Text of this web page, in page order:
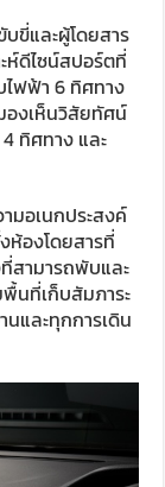
ขี่และผู้โดยสาร
ห์ดีไซน์สปอร์ตที่
ไฟฟ้า 6 ทิศทาง
องเห็นวิสัยทัศน์
ทิศทาง และ
มอเนกประสงค์
ห้องโดยสารที่
สามารถพับและ
นที่เก็บสัมภาระ
นและทุกการเดิน